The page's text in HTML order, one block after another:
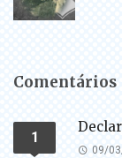
Comentários
1
09/